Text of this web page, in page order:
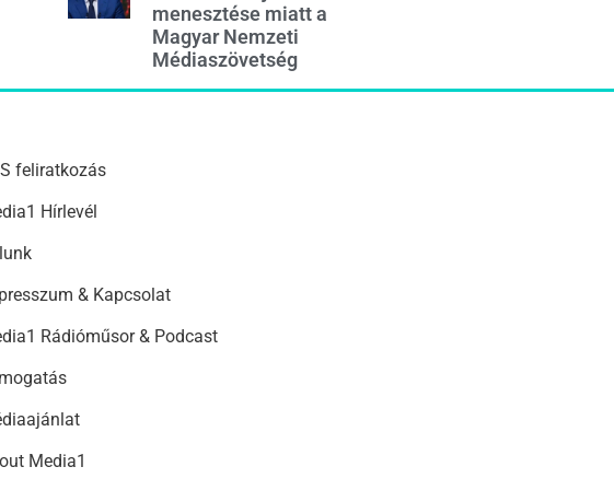
menesztése miatt a
Magyar Nemzeti
Médiaszövetség
feliratkozás
Hírlevél
& Kapcsolat
Rádióműsor & Podcast
Media1